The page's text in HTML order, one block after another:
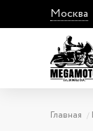
Москва
Главная